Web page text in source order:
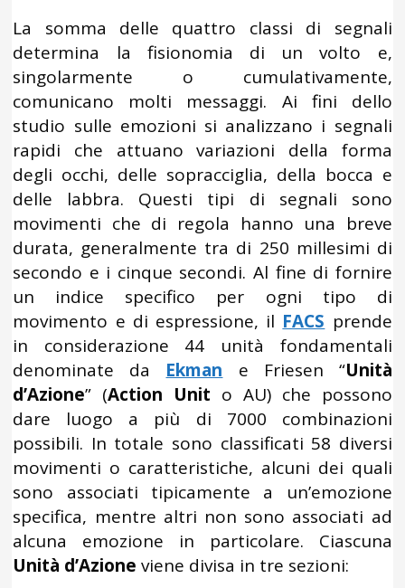
La somma delle quattro classi di segnali
determina la fisionomia di un volto e,
singolarmente o cumulativamente,
comunicano molti messaggi. Ai fini dello
studio sulle emozioni si analizzano i segnali
rapidi che attuano variazioni della forma
degli occhi, delle sopracciglia, della bocca e
delle labbra. Questi tipi di segnali sono
movimenti che di regola hanno una breve
durata, generalmente tra di 250 millesimi di
secondo e i cinque secondi. Al fine di fornire
un indice specifico per ogni tipo di
movimento e di espressione, il FACS prende
in considerazione 44 unità fondamentali
denominate da Ekman e Friesen “Unità
d’Azione” (Action Unit o AU) che possono
dare luogo a più di 7000 combinazioni
possibili. In totale sono classificati 58 diversi
movimenti o caratteristiche, alcuni dei quali
sono associati tipicamente a un’emozione
specifica, mentre altri non sono associati ad
alcuna emozione in particolare. Ciascuna
Unità d’Azione viene divisa in tre sezioni: